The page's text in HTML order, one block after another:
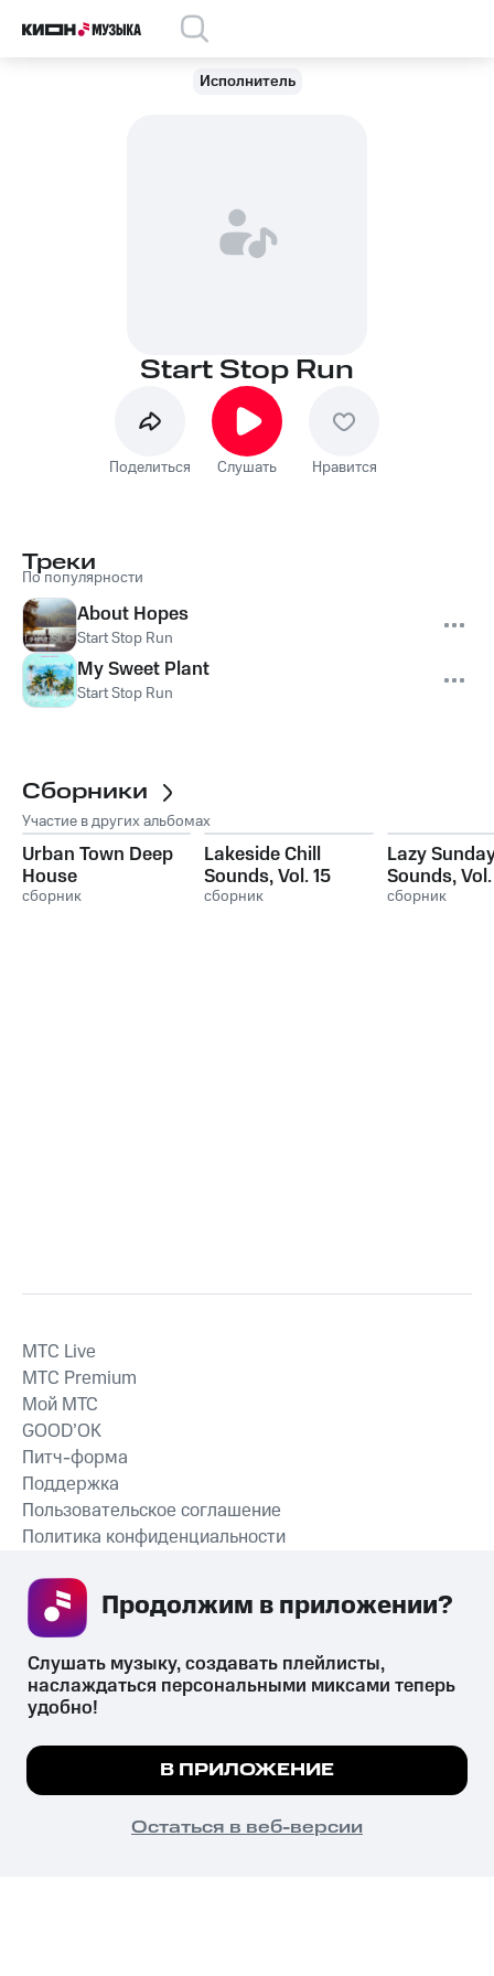
Исполнитель
Start Stop Run
Поделиться Слушать Нравится
Треки
По популярности
About Hopes
Start Stop Run
My Sweet Plant
Start Stop Run
Сборники
Участие в других альбомах
Urban Town Deep
House
сборник
Lakeside Chill
Sounds, Vol. 15
сборник
Lazy
Sounds,
сборник
СКАЧАТЬ ПРИЛОЖЕНИЕ
MTС Live
MTС Premium
Мой МТС
GOOD’OK
Питч-форма
Поддержка
Пользовательское соглашение
Политика конфиденциальности
психотропных веществ, их аналогов причиняет вред здоровью,
их незаконный оборот запрещён и влечёт установленную
законодательством ответственность.
© 2026 ООО «КИОН».
Все права защищены
Мы используем куки, чтобы на сайте все
Подробнее
ПОНЯТНО
Слушать музыку, создавать плейлисты,
наслаждаться персональными миксами теперь
удобно!
В ПРИЛОЖЕНИЕ
Остаться в веб-версии